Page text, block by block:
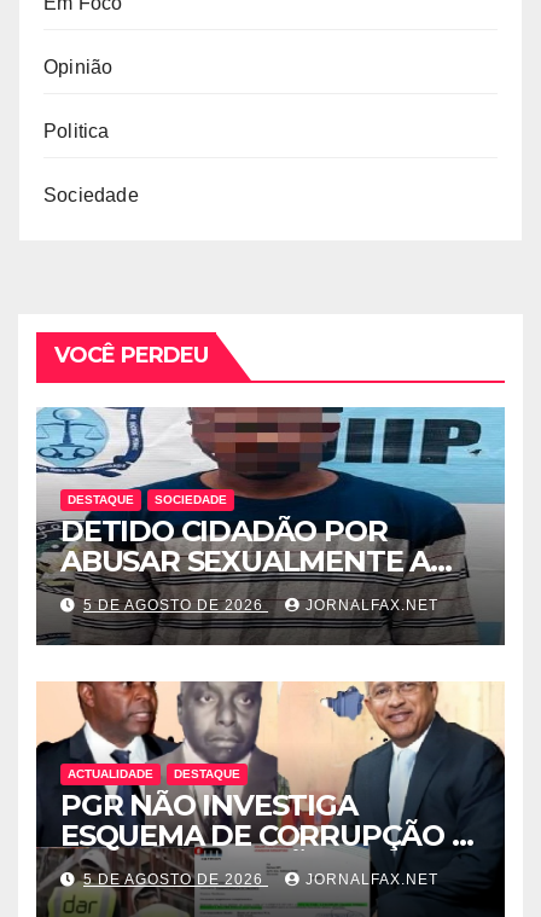
Opinião
Politica
Sociedade
VOCÊ PERDEU
DESTAQUE SOCIEDADE
DETIDO CIDADÃO POR
ABUSAR SEXUALMENTE A
CUNHADA MENOR DE IDADE
5 DE AGOSTO DE 2026 JORNALFAX.NET
ACTUALIDADE DESTAQUE
PGR NÃO INVESTIGA
ESQUEMA DE CORRUPÇÃO E
SAQUE DE MILHÕES DO
ESTADO QUE ENVOLVE
5 DE AGOSTO DE 2026 JORNALFAX.NET